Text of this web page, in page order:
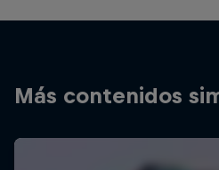
Más contenidos